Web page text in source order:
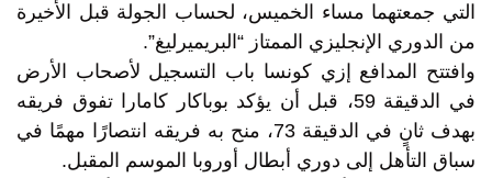
التي جمعتهما مساء الخميس، لحساب الجولة قبل الأخيرة
من الدوري الإنجليزي الممتاز “البريميرليغ”.
وافتتح المدافع إزي كونسا باب التسجيل لأصحاب الأرض
في الدقيقة 59، قبل أن يؤكد بوباكار كامارا تفوق فريقه
بهدف ثانٍ في الدقيقة 73، منح به فريقه انتصارًا مهمًا في
سباق التأهل إلى دوري أبطال أوروبا الموسم المقبل.